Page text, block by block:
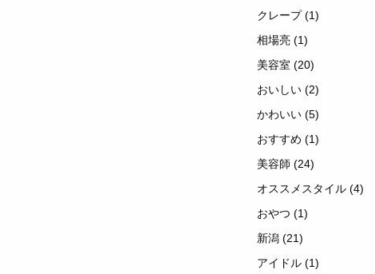
クレープ(1)
相場亮 (1)
美容室 (20)
おいしい (2)
かわいい (5)
おすすめ (1)
美容師 (24)
オススメスタイル (4)
おやつ (1)
新潟 (21)
アイドル (1)